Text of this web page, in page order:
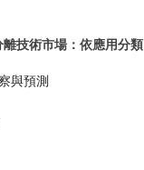
技術市場：依應用分類
與預測